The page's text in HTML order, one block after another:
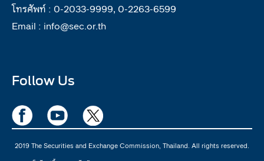
โทรศัพท์ : 0-2033-9999, 0-2263-6599
Email : info@sec.or.th
Follow Us
2019 The Securities and Exchange Commission, Thailand. All rights reserved.